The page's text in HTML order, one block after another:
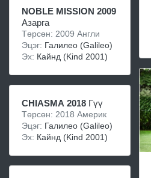
NOBLE MISSION 2009
Азарга
Төрсөн: 2009 Англи
Эцэг: Галилео (Galileo)
Эх: Кайнд (Kind 2001)
CHIASMA 2018 Гүү
Төрсөн: 2018 Америк
Эцэг: Галилео (Galileo)
Эх: Кайнд (Kind 2001)